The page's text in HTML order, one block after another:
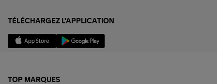
TÉLÉCHARGEZ L'APPLICATION
TOP MARQUES